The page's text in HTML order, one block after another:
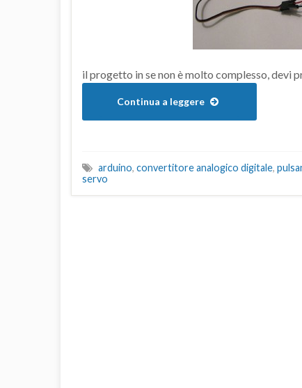
il progetto in se non è molto complesso, devi
Continua a leggere
arduino, convertitore analogico digitale,
servo